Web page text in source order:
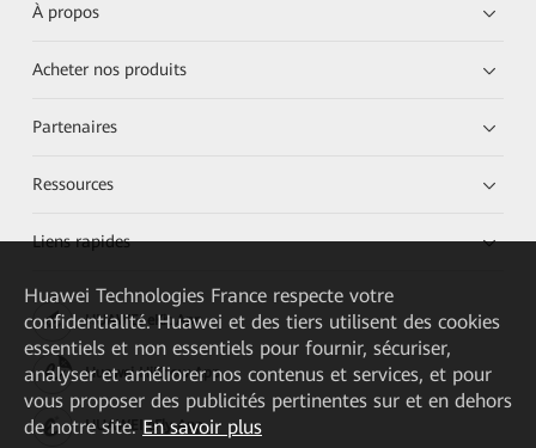
À propos
Acheter nos produits
Partenaires
Ressources
Liens rapides
HUAWEI eKit App
Huawei HiKnow App
HUAWEI eFly App
Huawei Technologies France respecte votre
confidentialité. Huawei et des tiers utilisent des cookies
essentiels et non essentiels pour fournir, sécuriser,
analyser et améliorer nos contenus et services, et pour
vous proposer des publicités pertinentes sur et en dehors
de notre site. En savoir plus